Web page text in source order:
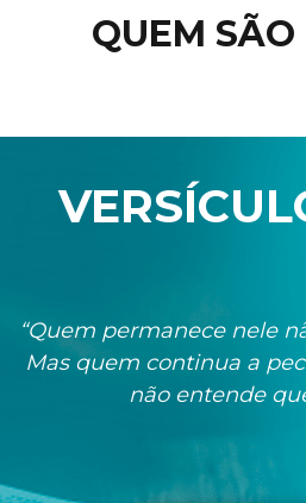
QUEM SÃO
“Quem permanece nele
Mas quem continua a
não entende